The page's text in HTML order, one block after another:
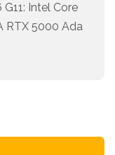
Intel Core
RTX 5000 Ada